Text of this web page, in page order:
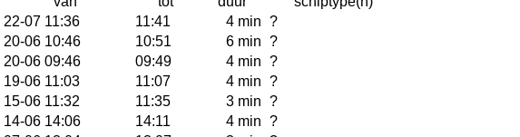
22-07 11:36
11:41 4 min ?
20-06 10:46
10:51 6 min ?
20-06 09:46
09:49 4 min ?
19-06 11:03
11:07 4 min ?
15-06 11:32
11:35 3 min ?
14-06 14:06
14:11 4 min ?